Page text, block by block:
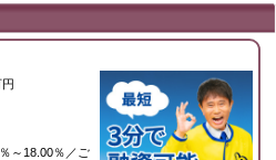
～18.00％／ご